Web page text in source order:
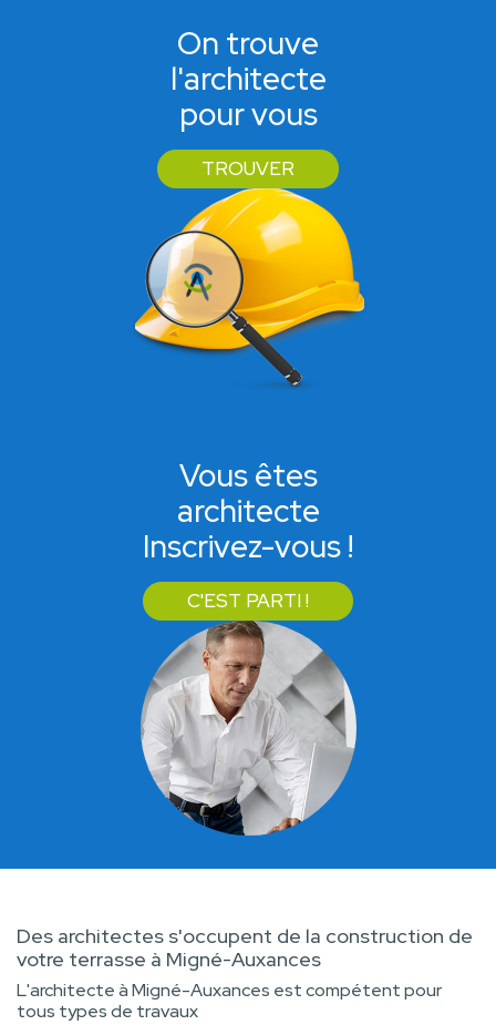
On trouve
l'architecte
pour vous
TROUVER
Vous êtes
architecte
Inscrivez-vous !
C'EST PARTI !
Des architectes s'occupent de la construction de
votre terrasse à Migné-Auxances
L'architecte à Migné-Auxances est compétent pour
tous types de travaux